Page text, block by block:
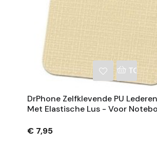
DrPhone Zelfklevende PU
Met Elastische Lus - Voor
€ 7,95